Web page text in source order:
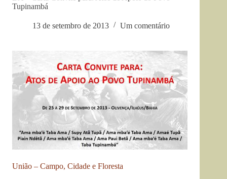
Tupinambá
13 de setembro de 2013 Um comentário
União – Campo, Cidade e Floresta